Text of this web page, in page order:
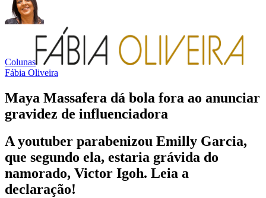
Colunas
Fábia Oliveira
Maya Massafera dá bola fora ao anunciar
gravidez de influenciadora
A youtuber parabenizou Emilly Garcia,
que segundo ela, estaria grávida do
namorado, Victor Igoh. Leia a
declaração!